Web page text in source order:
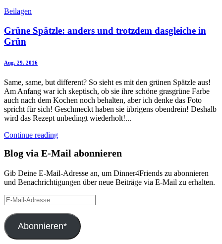
Beilagen
Grüne Spätzle: anders und trotzdem dasgleiche in
Grün
Aug. 29. 2016
Same, same, but different? So sieht es mit den grünen Spätzle aus!
Am Anfang war ich skeptisch, ob sie ihre schöne grasgrüne Farbe
auch nach dem Kochen noch behalten, aber ich denke das Foto
spricht für sich! Geschmeckt haben sie übrigens obendrein! Deshalb
wird das Rezept unbedingt wiederholt!...
Continue reading
Blog via E-Mail abonnieren
Gib Deine E-Mail-Adresse an, um Dinner4Friends zu abonnieren
und Benachrichtigungen über neue Beiträge via E-Mail zu erhalten.
E-
Mail-
Adresse
Abonnieren*